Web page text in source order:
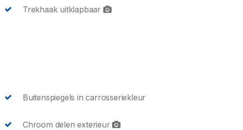
Trekhaak uitklapbaar
Buitenspiegels in carrosseriekleur
Chroom delen exterieur